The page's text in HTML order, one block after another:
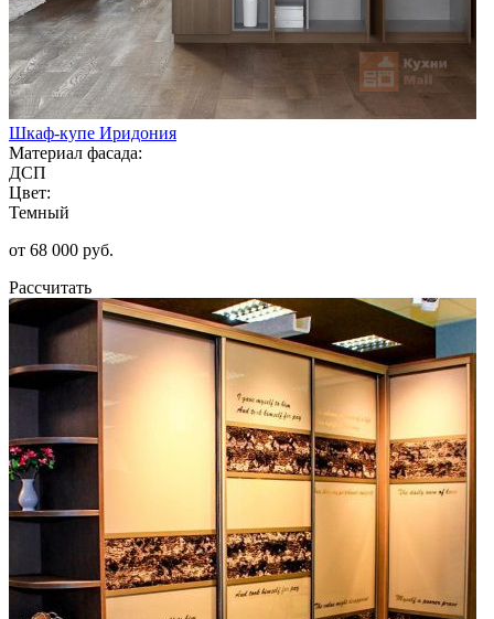
Шкаф-купе Иридония
Материал фасада:
ДСП
Цвет:
Темный
от 68 000 руб.
Рассчитать